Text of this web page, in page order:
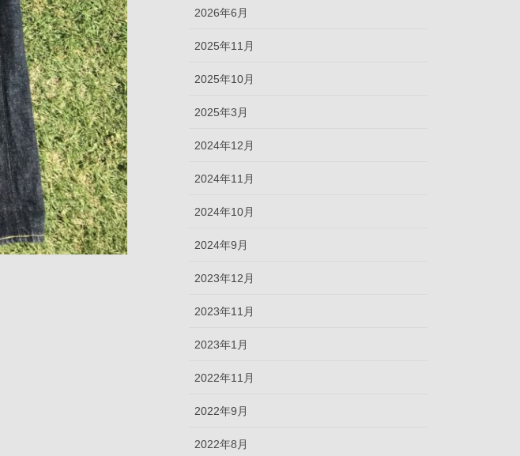
2026年6月
2025年11月
2025年10月
2025年3月
2024年12月
2024年11月
2024年10月
2024年9月
2023年12月
2023年11月
2023年1月
2022年11月
2022年9月
2022年8月